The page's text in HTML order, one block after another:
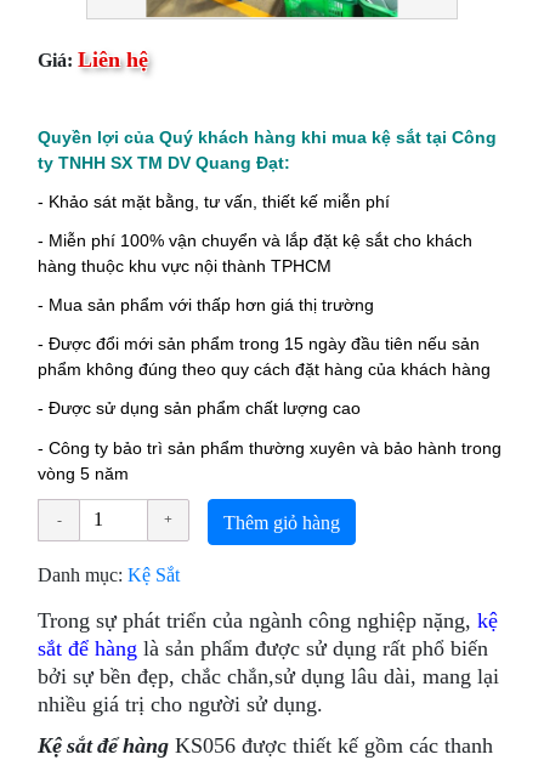
Giá: Liên hệ
Quyền lợi của Quý khách hàng khi mua kệ sắt tạiCông
ty TNHH SX TM DV Quang Đạt:
- Khảo sát mặt bằng, tư vấn, thiết kế miễn phí
- Miễn phí 100% vận chuyển và lắp đặt kệ sắt cho khách
hàng thuộc khu vực nội thành TPHCM
- Mua sản phẩm với thấp hơn giá thị trường
- Được đổi mới sản phẩm trong 15 ngày đầu tiên nếu sản
phẩm không đúng theo quy cách đặt hàng của khách hàng
- Được sử dụng sản phẩm chất lượng cao
- Công ty bảo trì sản phẩm thường xuyên và bảo hành trong
vòng 5 năm
Thêm giỏ hàng
Danh mục:Kệ Sắt
Trong sự phát triển của ngành công nghiệp nặng,kệ
sắt để hànglà sản phẩm được sử dụng rất phổ biến
bởi sự bền đẹp, chắc chắn,sử dụng lâu dài, mang lại
nhiều giá trị cho người sử dụng.
Kệ sắt để hàng KS056 được thiết kế gồm các thanh